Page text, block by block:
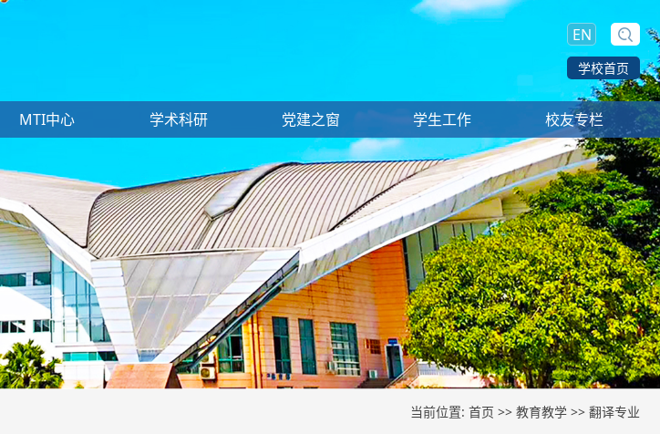
EN
学校首页
MTI中心 学术科研 党建之窗 学生工作 校友专栏
当前位置: 首页 >> 教育教学 >> 翻译专业